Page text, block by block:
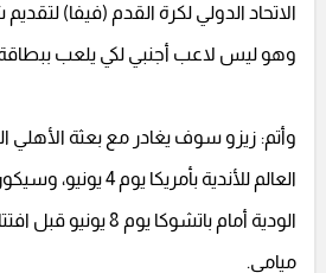
الاتحاد الدولي لكرة القدم (فيفا)
وهو ليس لاعب أجنبي لكي يلعب
وأتم: زيزو سوف يغادر مع بعثة
العالم للأندية بأمريكا
الودية أمام باتشوكا يوم
ميامي.